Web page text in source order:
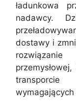
ładunkowa
nadawcy.
dostawy i